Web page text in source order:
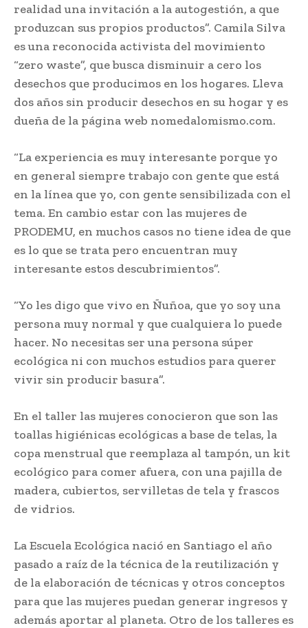
realidad una invitación a la autogestión, a que
produzcan sus propios productos”. Camila Silva
es una reconocida activista del movimiento
“zero waste”, que busca disminuir a cero los
desechos que producimos en los hogares. Lleva
dos años sin producir desechos en su hogar y es
dueña de la página web nomedalomismo.com.
“La experiencia es muy interesante porque yo
en general siempre trabajo con gente que está
en la línea que yo, con gente sensibilizada con el
tema. En cambio estar con las mujeres de
PRODEMU, en muchos casos no tiene idea de que
es lo que se trata pero encuentran muy
interesante estos descubrimientos”.
“Yo les digo que vivo en Ñuñoa, que yo soy una
persona muy normal y que cualquiera lo puede
hacer. No necesitas ser una persona súper
ecológica ni con muchos estudios para querer
vivir sin producir basura”.
En el taller las mujeres conocieron que son las
toallas higiénicas ecológicas a base de telas, la
copa menstrual que reemplaza al tampón, un kit
ecológico para comer afuera, con una pajilla de
madera, cubiertos, servilletas de tela y frascos
de vidrios.
La Escuela Ecológica nació en Santiago el año
pasado a raíz de la técnica de la reutilización y
de la elaboración de técnicas y otros conceptos
para que las mujeres puedan generar ingresos y
además aportar al planeta. Otro de los talleres es